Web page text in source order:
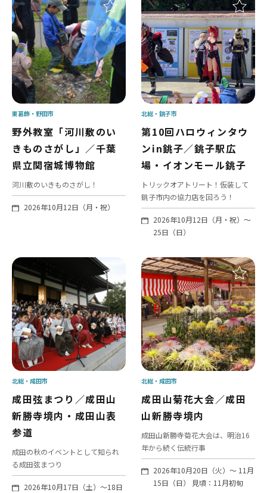
野外教室「河川敷のい
きものさがし」／千葉
県立関宿城博物館
河川敷のいきものさがし！
2026年10月12日（月・祝）
東葛飾 野田市
第10回ハロウィンタウ
ンin銚子／銚子駅広
場・イオンモール銚子
トリックオアトリート！仮装して
銚子市内の協力店を回ろう！
2026年10月12日（月・祝）～
25日（日）
北総 銚子市
成田弦まつり／成田山
新勝寺境内・成田山表
参道
成田の秋のイベントとして知られ
る成田弦まつり
2026年10月17日（土）〜18日
北総 成田市
成田山菊花大会／成田
山新勝寺境内
成田山新勝寺菊花大会は、明治16
年から続く伝統行事
2026年10月20日（火）～ 11月
15日（日） 見頃：11月初旬
北総 成田市